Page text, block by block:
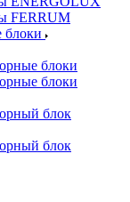
FERRUM
блоки
блоки
блоки
блок
блок